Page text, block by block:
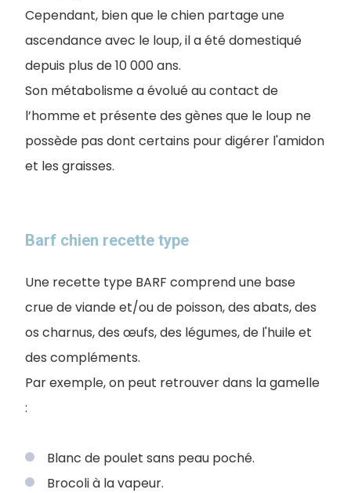
Cependant, bien que le chien partage une
ascendance avec le loup, il a été domestiqué
depuis plus de 10 000 ans.
Son métabolisme a évolué au contact de
l’homme et présente des gènes que le loup ne
possède pas dont certains pour digérer l'amidon
et les graisses.
Barf chien recette type
Une recette type BARF comprend une base
crue de viande et/ou de poisson, des abats, des
os charnus, des œufs, des légumes, de l'huile et
des compléments.
Par exemple, on peut retrouver dans la gamelle
:
Blanc de poulet sans peau poché.
Brocoli à la vapeur.